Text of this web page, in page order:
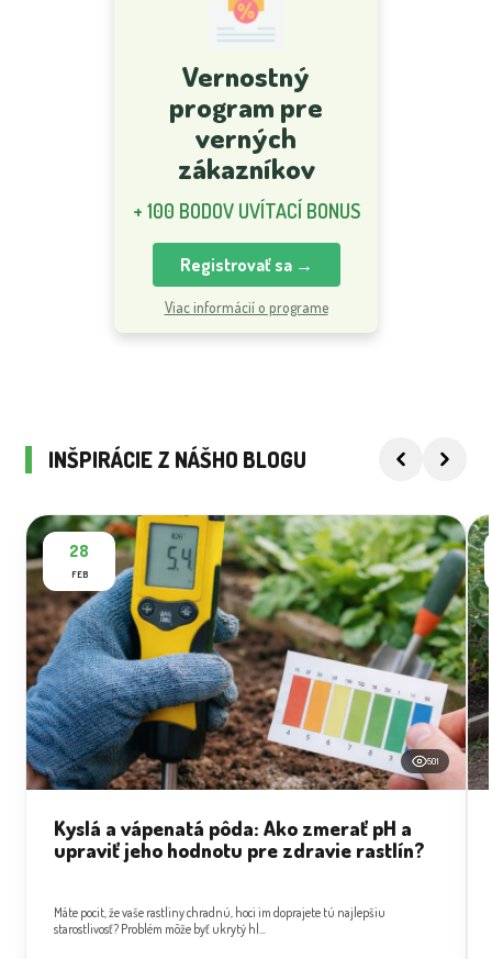
Vernostný
program pre
verných
zákazníkov
+ 100 BODOV UVÍTACÍ BONUS
Registrovať sa →
Viac informácií o programe
INŠPIRÁCIE Z NÁŠHO BLOGU
28
FEB
501
Kyslá a vápenatá pôda: Ako zmerať pH a
upraviť jeho hodnotu pre zdravie rastlín?
Máte pocit, že vaše rastliny chradnú, hoci im doprajete tú najlepšiu
starostlivosť? Problém môže byť ukrytý hl...